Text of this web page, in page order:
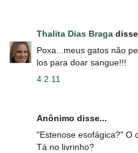
Thalita Dias Braga
Poxa...meus gatos não
los para doar sangue!!!
4.2.11
Anônimo disse...
"Estenose esofágica?" O
Tá no livrinho?